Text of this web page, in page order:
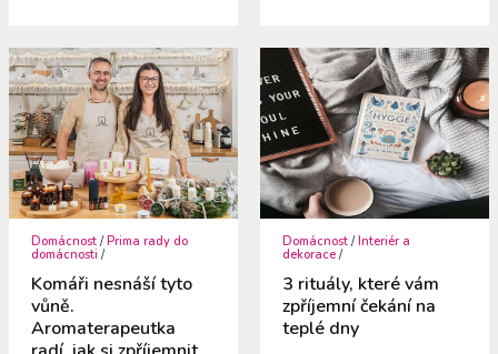
Domácnost / Prima rady do
domácnosti /
Komáři nesnáší tyto
vůně.
Aromaterapeutka
Domácnost / Interiér a
dekorace /
3 rituály, které vám
zpříjemní čekání na
teplé dny